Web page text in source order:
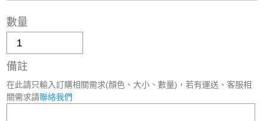
數量
備註
在此請只輸入訂購相關需求(顏色、大小、數量)，若有運送、客服相
關需求請聯絡我們